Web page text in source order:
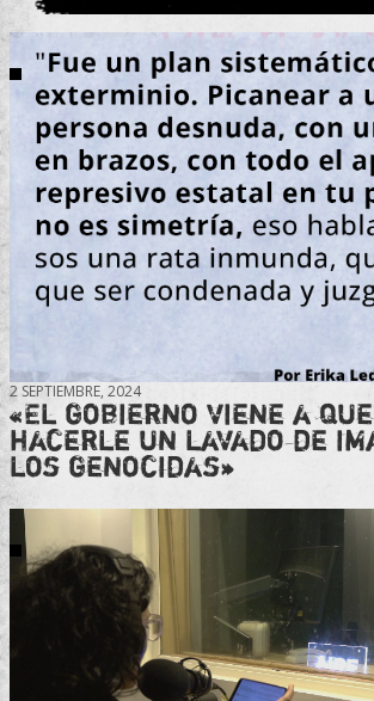
2 SEPTIEMBRE, 2024
«El gobierno viene a
hacerle un lavado de
los genocidas»